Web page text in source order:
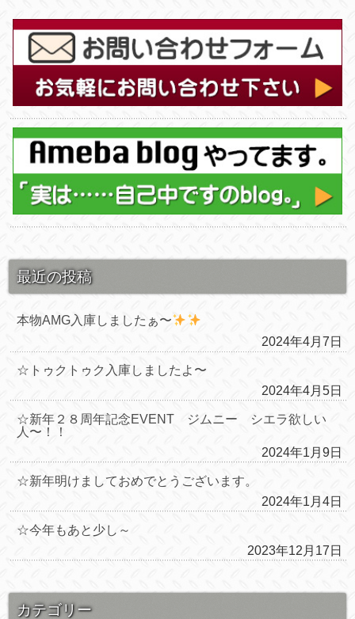
最近の投稿
本物AMG入庫しましたぁ〜
2024年4月7日
☆トゥクトゥク入庫しましたよ〜
2024年4月5日
☆新年２８周年記念EVENT ジムニー シエラ欲しい
人〜！！
2024年1月9日
☆新年明けましておめでとうございます。
2024年1月4日
☆今年もあと少し～
2023年12月17日
カテゴリー